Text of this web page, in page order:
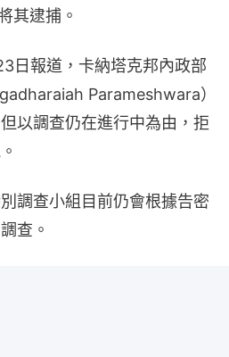
其逮捕。
日報道，卡納塔克邦內政部
Parameshwara）
以調查仍在進行中為由，拒
調查小組目前仍會根據告密
查。